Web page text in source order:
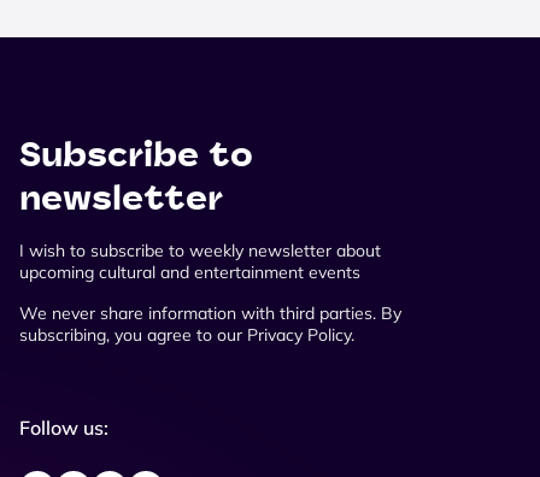
Subscribe to
newsletter
I wish to subscribe to weekly newsletter about
upcoming cultural and entertainment events
We never share information with third parties. By
subscribing, you agree to our Privacy Policy.
Follow us: